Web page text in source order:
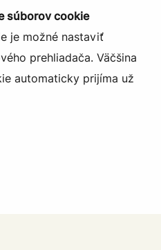
súborov cookie
je možné nastaviť
prehliadača. Väčšina
automaticky prijíma už